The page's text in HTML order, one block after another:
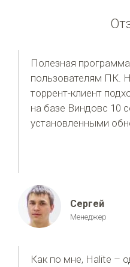
Полезная
пользователям ПК.
торрент-клиент
на базе Виндовс 10
установленными
Сергей
Менеджер
Как по мне, Halite –